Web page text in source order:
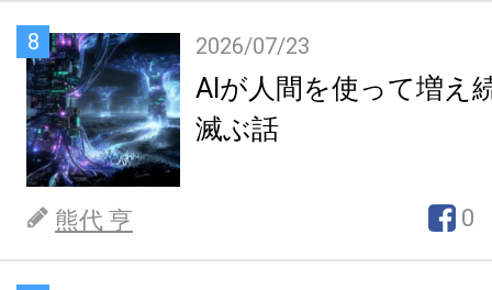
8 2026/07/23
AIが人間を使って増え
滅ぶ話
熊代 亨 0